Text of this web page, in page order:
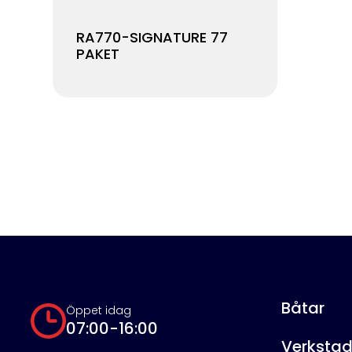
RA770-SIGNATURE 77
PAKET
Öppet idag
07:00-16:00
Båtar
Verkstad